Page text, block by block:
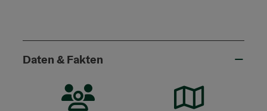
Daten & Fakten